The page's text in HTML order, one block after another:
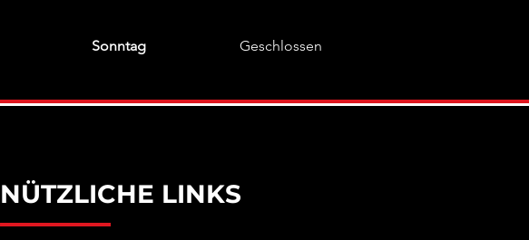
Sonntag Geschlossen
NÜTZLICHE LINKS